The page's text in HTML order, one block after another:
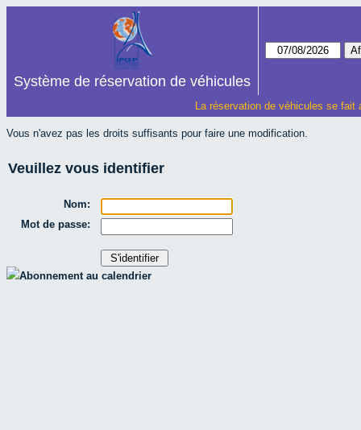
Système de réservation de véhicules
La réservation de véhicules se
Vous n'avez pas les droits suffisants pour faire une modification.
Veuillez vous identifier
Nom:
Mot de passe:
Abonnement au calendrier